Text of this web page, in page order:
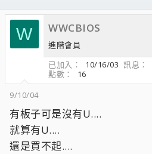
W WWCBIOS
進階會員
已加入
10/16/03 訊息
點數
16
9/10/04
有板子可是沒有U....
就算有U....
還是買不起....